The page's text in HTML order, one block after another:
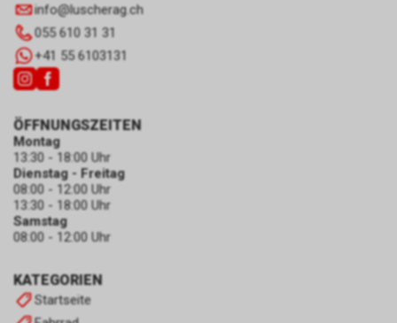
info@luscherag.ch
055 610 31 31
+41 55 6103131
KATEGORIEN
Startseite
ÖFFNUNGSZEITEN
Montag
13:30 - 18:00 Uhr
Dienstag - Freitag
08:00 - 12:00 Uhr
13:30 - 18:00 Uhr
Samstag
08:00 - 12:00 Uhr